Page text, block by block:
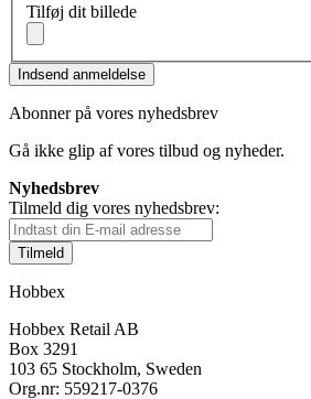
Tilføj dit billede
Indsend anmeldelse
Abonner på vores nyhedsbrev
Gå ikke glip af vores tilbud og nyheder.
Nyhedsbrev
Tilmeld dig vores nyhedsbrev:
Tilmeld
Hobbex
Hobbex Retail AB
Box 3291
103 65 Stockholm, Sweden
Org.nr: 559217-0376